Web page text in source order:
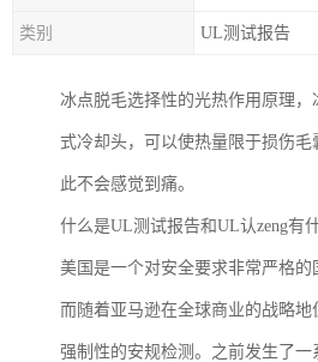
类别 UL测试报告
冰点脱毛选择性的光热作用原理
式冷却头，可以使热量限于损伤
此不会感觉到痛。
什么是UL测试报告和UL认zeng有
美国是一个对安全要求非常严格的
而随着亚马逊在全球商业的战略
强制性的安规检测。之前发生了